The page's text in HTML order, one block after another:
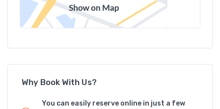
Why Book With Us?
You can easily reserve online in just a few